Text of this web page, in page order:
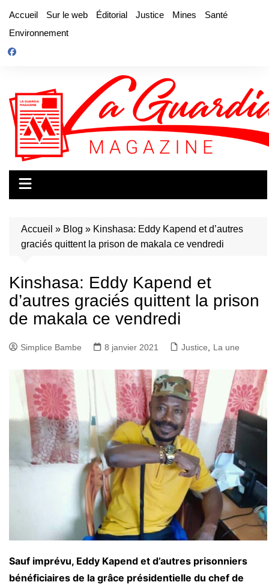
contenu
Accueil Sur le web Éditorial Justice Mines
Santé
Environnement
Accueil » Blog » Kinshasa: Eddy Kapend et d’autres
graciés quittent la prison de makala ce vendredi
Kinshasa: Eddy Kapend et
d’autres graciés quittent la prison
de makala ce vendredi
Simplice Bambe 8 janvier 2021 Justice La une
Sauf imprévu, Eddy Kapend et d’autres prisonniers
bénéficiaires de la grâce présidentielle du chef de